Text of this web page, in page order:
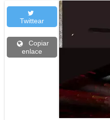
Twittear
Copiar
enlace